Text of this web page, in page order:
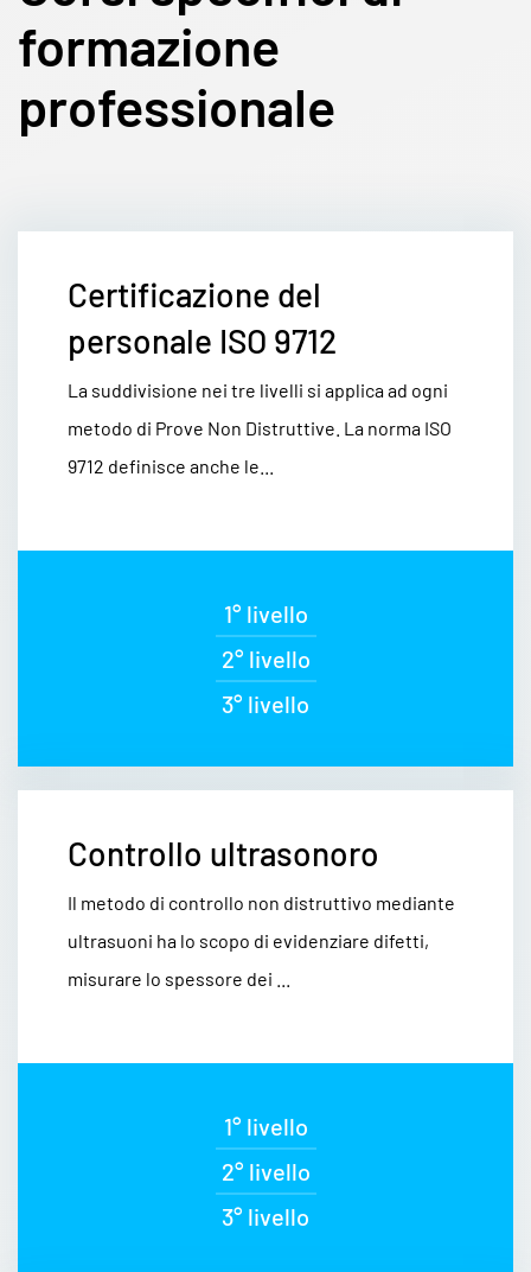
formazione
professionale
Certificazione del
personale ISO 9712
La suddivisione nei tre livelli si applica ad ogni
metodo di Prove Non Distruttive. La norma ISO
9712 definisce anche le...
1° livello
2° livello
3° livello
Controllo ultrasonoro
Il metodo di controllo non distruttivo mediante
ultrasuoni ha lo scopo di evidenziare difetti,
misurare lo spessore dei ...
1° livello
2° livello
3° livello